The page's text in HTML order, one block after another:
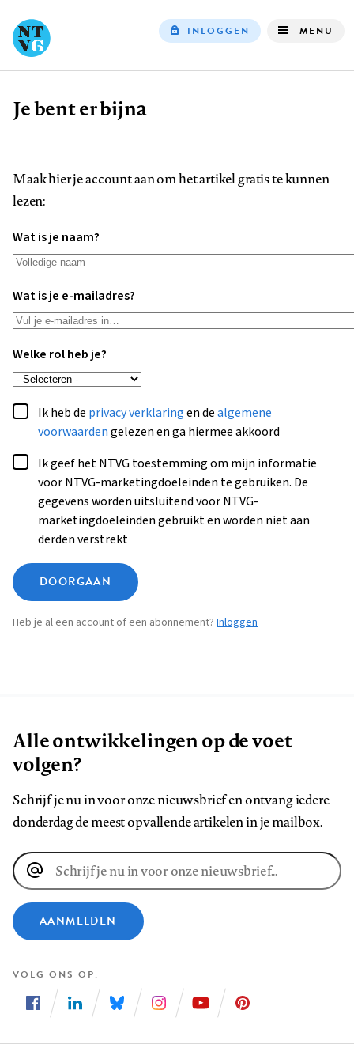
INLOGGEN MENU
Kruimelpad
Je bent er bijna
Maak hier je account aan om het artikel gratis te kunnen
lezen:
Wat is je naam?
Wat is je e-mailadres?
Welke rol heb je?
Ik heb de privacy verklaringen dealgemene
voorwaardengelezen en ga hiermee akkoord
Ik geef het NTVG toestemming om mijn informatie
voor NTVG-marketingdoeleinden te gebruiken. De
gegevens worden uitsluitend voor NTVG-
marketingdoeleinden gebruikt en worden niet aan
derden verstrekt
DOORGAAN
Heb je al een account of een abonnement? Inloggen
Alle ontwikkelingen op de voet
volgen?
Schrijf je nu in voor onze nieuwsbrief en ontvang iedere
donderdag de meest opvallende artikelen in je mailbox.
E-
mailadres
AANMELDEN
VOLG ONS OP
ons
ons
ons
ons
ons
ons